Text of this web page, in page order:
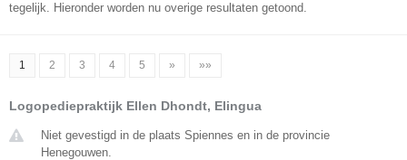
tegelijk. Hieronder worden nu overige resultaten getoond.
1 2 3 4 5 » »»
Logopediepraktijk Ellen Dhondt, Elingua
Niet gevestigd in de plaats Spiennes en in de provincie
Henegouwen.